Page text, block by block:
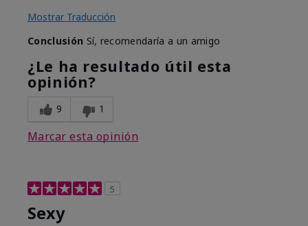
Mostrar Traducción
Conclusión Sí, recomendaría a un amigo
¿Le ha resultado útil esta
opinión?
9 1
Marcar esta opinión
5
Sexy